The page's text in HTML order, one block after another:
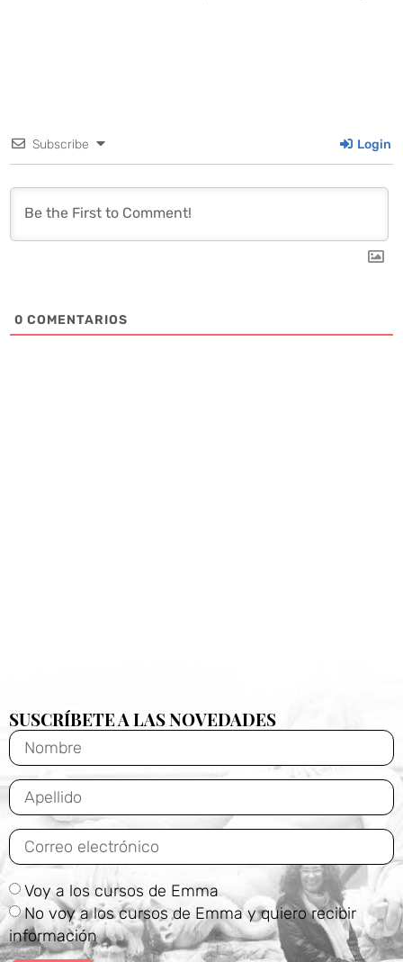
Subscribe Login
0 COMENTARIOS
SUSCRÍBETE A LAS NOVEDADES
Voy a los cursos de Emma
No voy a los cursos de Emma y quiero recibir
información